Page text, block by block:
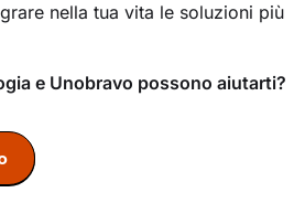
nella tua vita le soluzioni più
e Unobravo possono aiutarti?